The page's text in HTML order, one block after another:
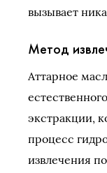
вызывает
Метод
Аттарное
экстракции,
процесс
извлечения